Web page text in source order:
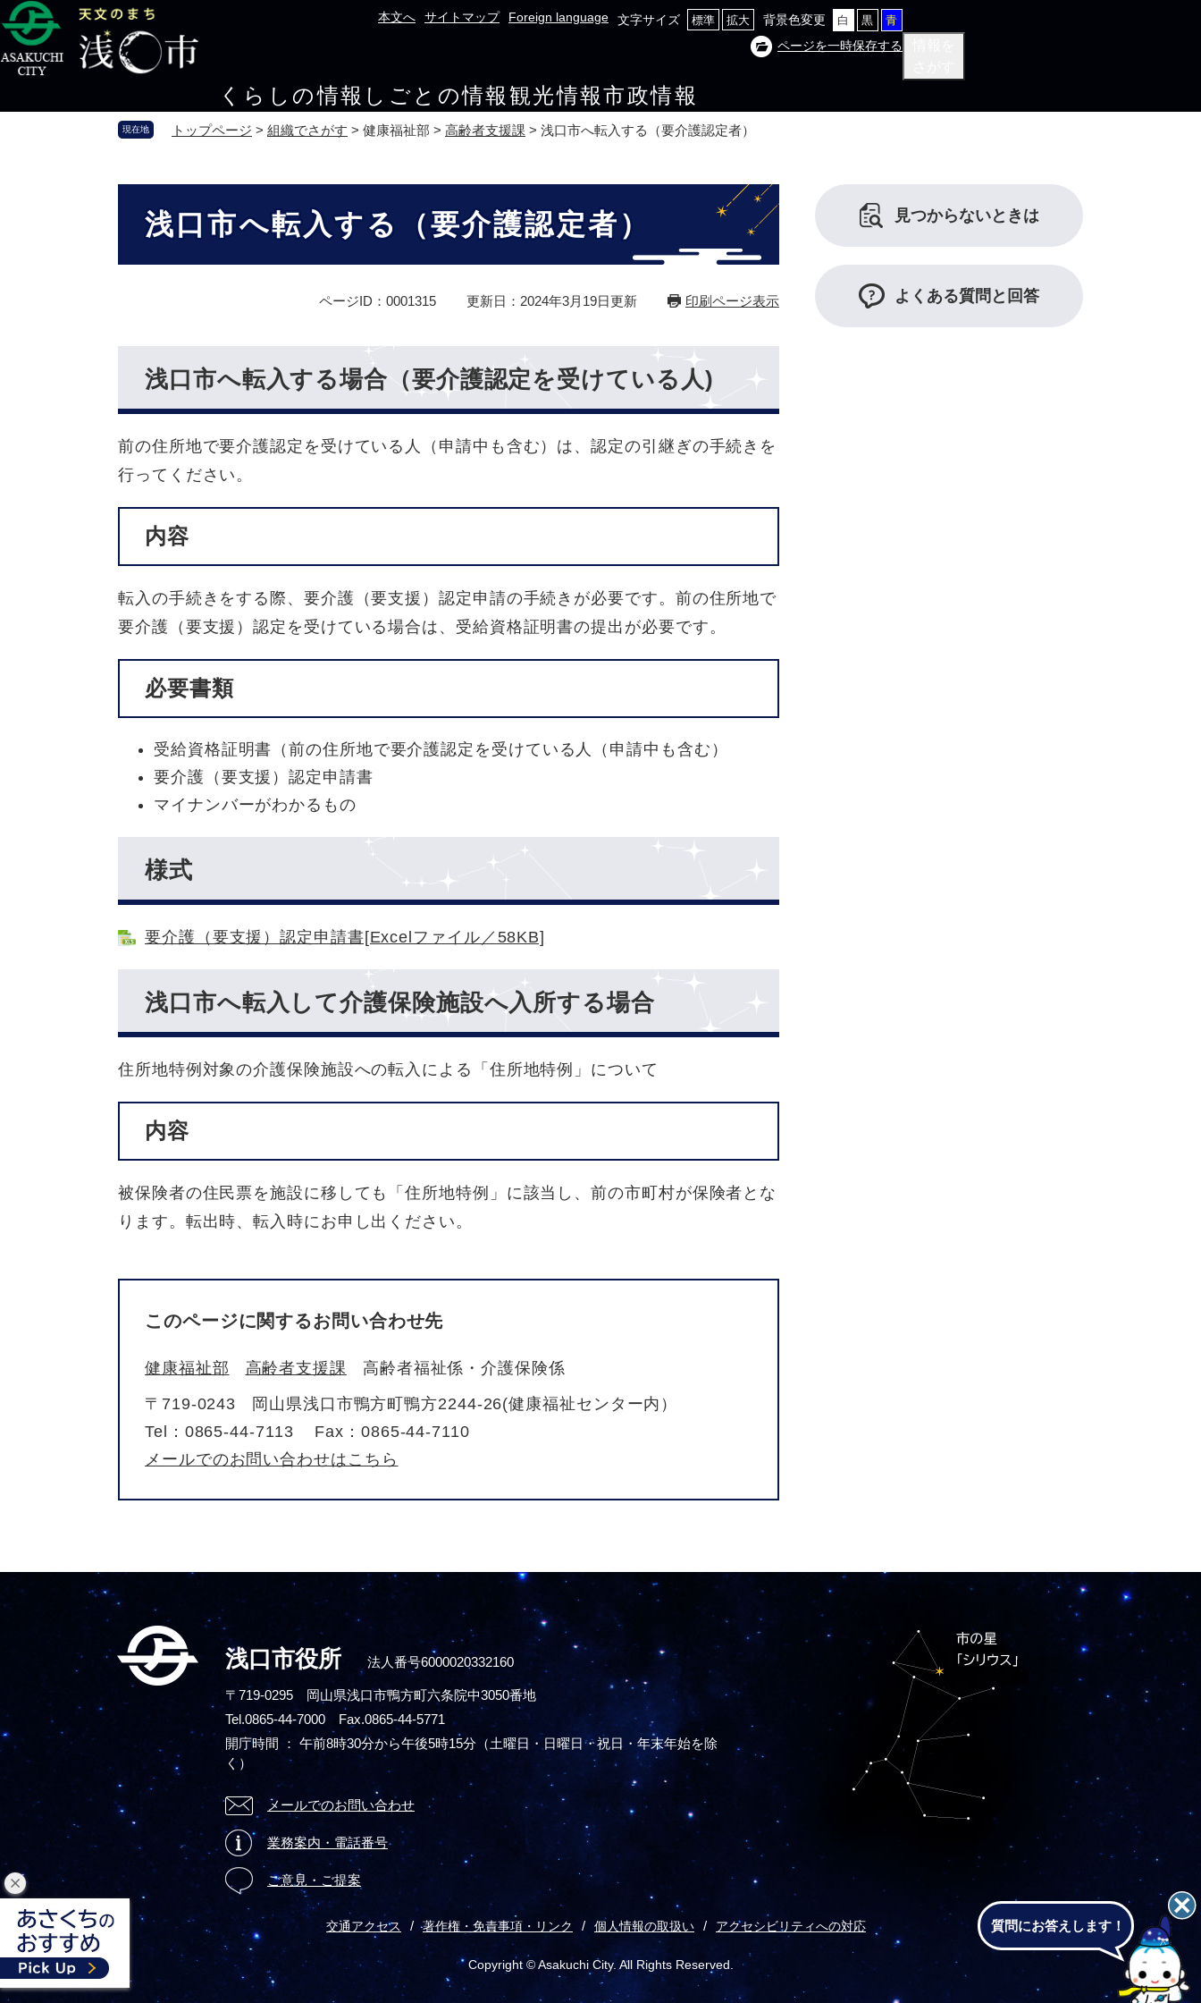
ペ
ー
ジ
メ
ニ
ュ
本文へ サイトマップ Foreign language 文字サイズ 標準 拡大 背景色変更 白 黒 青
ページを一時保存する
くらしの情報 しごとの情報観光情報市政情報
現在地 トップページ > 組織でさがす > 健康福祉部 > 高齢者支援課 > 浅口市へ転入する（要介護認定者）
浅口市へ転入する（要介護認定者）
ページID：0001315 更新日：2024年3月19日更新 印刷ページ表示
浅口市へ転入する場合（要介護認定を受けている人)
前の住所地で要介護認定を受けている人（申請中も含む）は、認定の引継ぎの手続きを
行ってください。
内容
転入の手続きをする際、要介護（要支援）認定申請の手続きが必要です。前の住所地で
要介護（要支援）認定を受けている場合は、受給資格証明書の提出が必要です。
必要書類
受給資格証明書（前の住所地で要介護認定を受けている人（申請中も含む）
要介護（要支援）認定申請書
マイナンバーがわかるもの
様式
要介護（要支援）認定申請書[Excelファイル／58KB]
浅口市へ転入して介護保険施設へ入所する場合
住所地特例対象の介護保険施設への転入による「住所地特例」について
内容
被保険者の住民票を施設に移しても「住所地特例」に該当し、前の市町村が保険者とな
ります。転出時、転入時にお申し出ください。
このページに関するお問い合わせ先
健康福祉部 高齢者支援課
高齢者福祉係・介護保険係
〒719-0243
岡山県浅口市鴨方町鴨方2244-26(健康福祉センター内）
Tel：0865-44-7113
Fax：0865-44-7110
メールでのお問い合わせはこちら
見つからないときは
よくある質問と回答
浅口市役所 法人番号6000020332160
〒719-0295 岡山県浅口市鴨方町六条院中3050番地
Tel.0865-44-7000 Fax.0865-44-5771
開庁時間 ： 午前8時30分から午後5時15分 （土曜日・日曜日・祝日・年末年始を除
く）
メールでのお問い合わせ
業務案内・電話番号
ご意見・ご提案
交通アクセス 著作権・免責事項・リンク 個人情報の取扱い アクセシビリティへの対応
Copyright © Asakuchi City. All Rights Reserved.
閉
じ
る
質問にお答えします！